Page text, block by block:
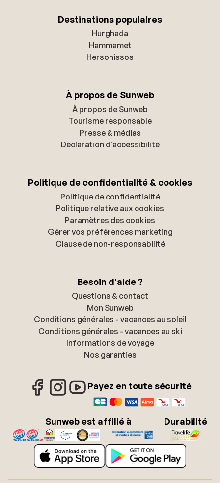
Destinations populaires
Hurghada
Hammamet
Hersonissos
À propos de Sunweb
À propos de Sunweb
Tourisme responsable
Presse & médias
Déclaration d'accessibilité
Politique de confidentialité & cookies
Politique de confidentialité
Politique relative aux cookies
Paramètres des cookies
Gérer vos préférences marketing
Clause de non-responsabilité
Besoin d'aide ?
Questions & contact
Mon Sunweb
Conditions générales - vacances au soleil
Conditions générales - vacances au ski
Informations de voyage
Nos garanties
Payez en toute sécurité
Sunweb est affilié à Durabilité